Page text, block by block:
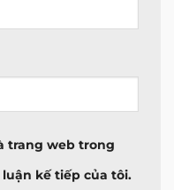
trang web trong
kế tiếp của tôi.